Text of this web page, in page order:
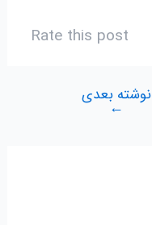
Rate this post
نوشته بعدی
←